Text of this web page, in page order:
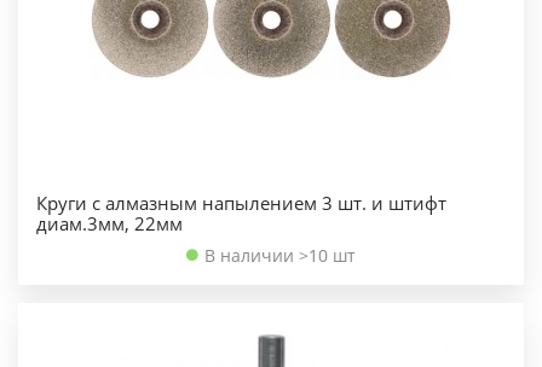
Круги с алмазным напылением 3 шт. и штифт
диам.3мм, 22мм
В наличии >10 шт